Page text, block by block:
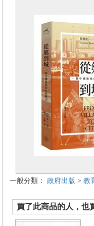
一般分類： 政府出版 > 教
買了此商品的人，也